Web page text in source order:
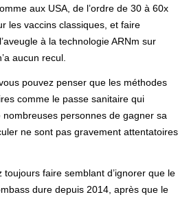
aux USA, de l’ordre de 30 à 60x
les vaccins classiques, et faire
à la technologie ARNm sur
aucun recul.
pouvez penser que les méthodes
comme le passe sanitaire qui
nombreuses personnes de gagner sa
ne sont pas gravement attentatoires
toujours faire semblant d’ignorer que le
dure depuis 2014, après que le